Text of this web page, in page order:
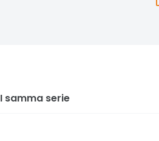
I samma serie